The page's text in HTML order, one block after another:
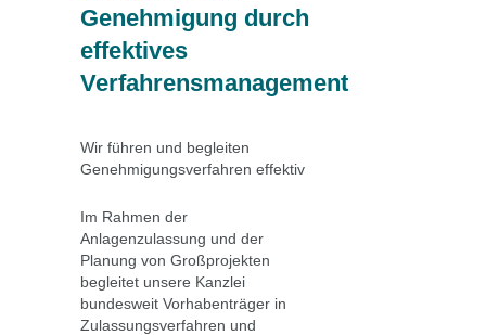
Genehmigung durch
effektives
Verfahrensmanagement
Wir führen und begleiten
Genehmigungsverfahren effektiv
Im Rahmen der
Anlagenzulassung und der
Planung von Großprojekten
begleitet unsere Kanzlei
bundesweit Vorhabenträger in
Zulassungsverfahren und